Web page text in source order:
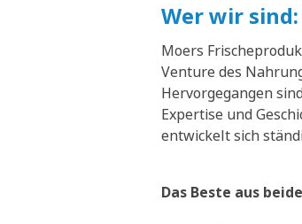
Wer wir
Moers
Venture des
Hervorgegangen
Expertise und
entwickelt sich
Das Beste aus